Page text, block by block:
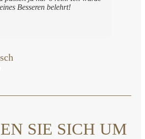
eines Besseren belehrt!
SIE SICH UM